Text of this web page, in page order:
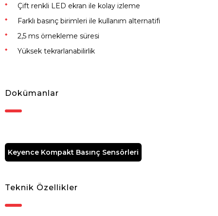
Çift renkli LED ekran ile kolay izleme
Farklı basınç birimleri ile kullanım alternatifi
2,5 ms örnekleme süresi
Yüksek tekrarlanabilirlik
Dokümanlar
Keyence Kompakt Basınç Sensörleri
Teknik Özellikler